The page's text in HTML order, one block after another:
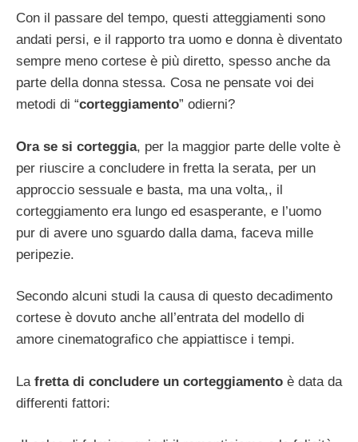
Con il passare del tempo, questi atteggiamenti sono
andati persi, e il rapporto tra uomo e donna è diventato
sempre meno cortese è più diretto, spesso anche da
parte della donna stessa. Cosa ne pensate voi dei
metodi di “corteggiamento” odierni?
Ora se si corteggia, per la maggior parte delle volte è
per riuscire a concludere in fretta la serata, per un
approccio sessuale e basta, ma una volta,, il
corteggiamento era lungo ed esasperante, e l’uomo
pur di avere uno sguardo dalla dama, faceva mille
peripezie.
Secondo alcuni studi la causa di questo decadimento
cortese è dovuto anche all’entrata del modello di
amore cinematografico che appiattisce i tempi.
La fretta di concludere un corteggiamento è data da
differenti fattori: